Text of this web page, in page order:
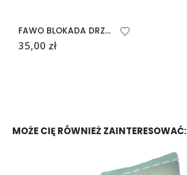
FAWO BLOKADA DRZWI SZARA
35,00 zł
MOŻE CIĘ RÓWNIEŻ ZAINTERESOWAĆ: